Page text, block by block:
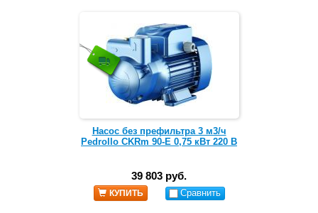
Насос без префильтра 3 м3/ч
Pedrollo CKRm 90-E 0,75 кВт 220 В
39 803 руб.
КУПИТЬ Сравнить